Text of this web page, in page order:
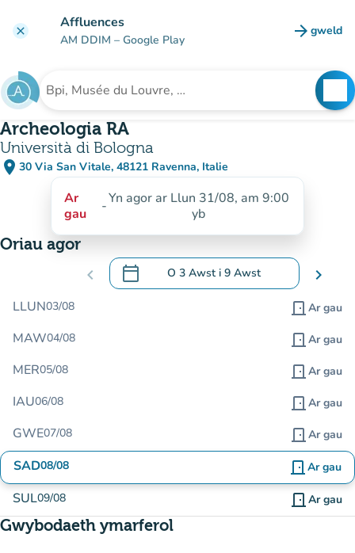
clear Affluences
AM DDIM – Google Play arrow_forward gweld
(tab
Chwilio am sefydliad
Archeologia RA
Università di Bologna
place 30 Via San Vitale, 48121 Ravenna, Italie
(agor yn Google Maps)
(tab newydd)
Ar
gau
-Yn agor ar Llun 31/08, am 9:00
yb
Oriau agor
chevron_left calendar_today O 3 Awst i 9 Awst
.Agor y calendr i newid dyddiadau chevron_right
LLUN03/08 door_front Ar gau
MAW04/08 door_front Ar gau
MER05/08 door_front Ar gau
IAU06/08 door_front Ar gau
GWE07/08 door_front Ar gau
SAD08/08 door_front Ar gau
SUL09/08 door_front Ar gau
Gwybodaeth ymarferol